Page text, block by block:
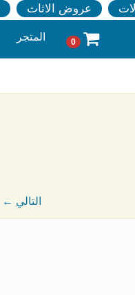
عروض الاثاث
0 المتجر
← التالي